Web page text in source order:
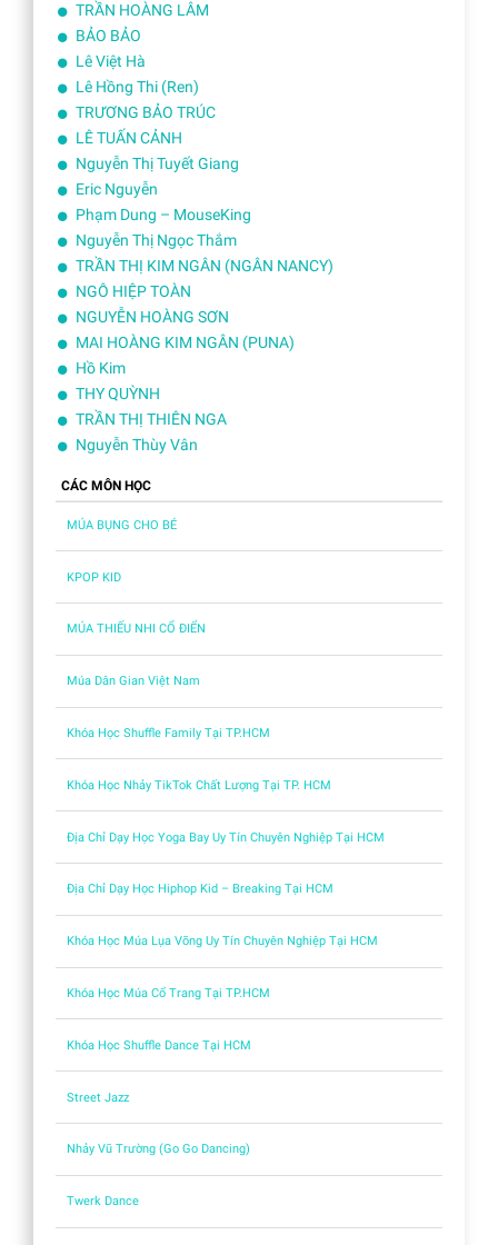
TRẦN HOÀNG LÂM
BẢO BẢO
Lê Việt Hà
Lê Hồng Thi (Ren)
TRƯƠNG BẢO TRÚC
LÊ TUẤN CẢNH
Nguyễn Thị Tuyết Giang
Eric Nguyễn
Phạm Dung – MouseKing
Nguyễn Thị Ngọc Thắm
TRẦN THỊ KIM NGÂN (NGÂN NANCY)
NGÔ HIỆP TOÀN
NGUYỄN HOÀNG SƠN
MAI HOÀNG KIM NGÂN (PUNA)
Hồ Kim
THY QUỲNH
TRẦN THỊ THIÊN NGA
Nguyễn Thùy Vân
CÁC MÔN HỌC
MÚA BỤNG CHO BÉ
KPOP KID
MÚA THIẾU NHI CỔ ĐIỂN
Múa Dân Gian Việt Nam
Khóa Học Shuffle Family Tại TP.HCM
Khóa Học Nhảy TikTok Chất Lượng Tại TP. HCM
Địa Chỉ Dạy Học Yoga Bay Uy Tín Chuyên Nghiệp Tại HCM
Địa Chỉ Dạy Học Hiphop Kid – Breaking Tại HCM
Khóa Học Múa Lụa Võng Uy Tín Chuyên Nghiệp Tại HCM
Khóa Học Múa Cổ Trang Tại TP.HCM
Khóa Học Shuffle Dance Tại HCM
Street Jazz
Nhảy Vũ Trường (Go Go Dancing)
Twerk Dance